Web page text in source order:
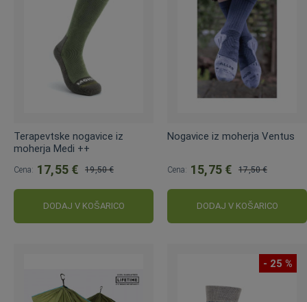
Terapevtske nogavice iz
moherja Medi ++
Cena: 17,55 €
cena:
19,50 €
DODAJ V KOŠARICO
Nogavice iz moherja Ventus
Cena: 15,75 €
cena:
17,50 €
DODAJ V KOŠARICO
- 25 %